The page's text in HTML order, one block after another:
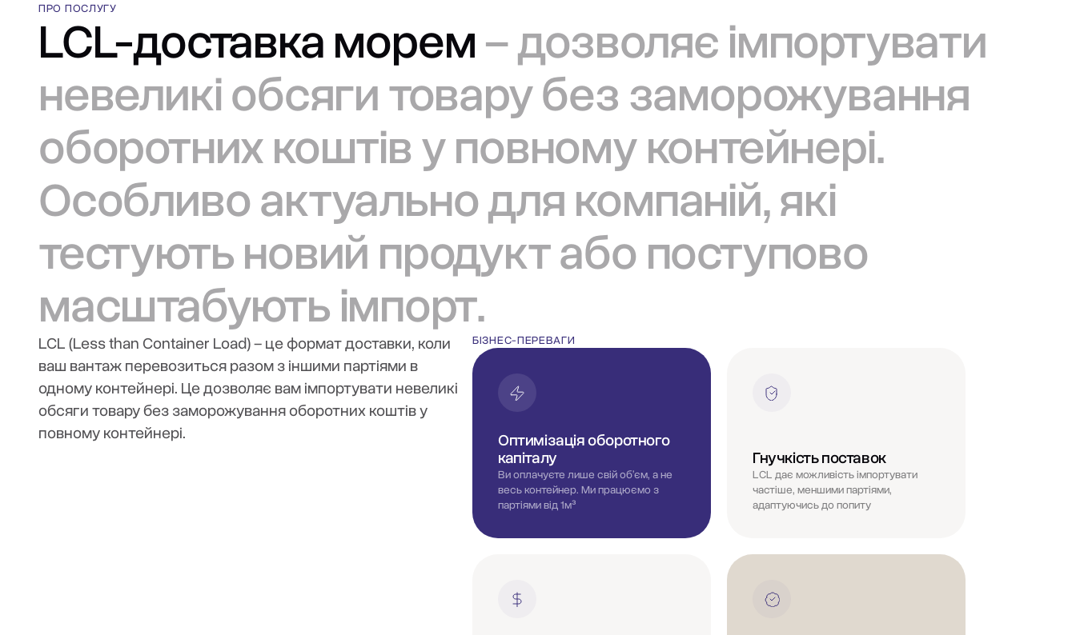
ПРО ПОСЛУГУ
LCL-доставка морем– дозволяє імпортувати
невеликі обсяги товару без заморожування
оборотних коштів у повному контейнері.
Особливо актуально для компаній, які
тестують новий продукт або поступово
масштабують імпорт.
LCL (Less than Container Load) – це формат доставки, коли
ваш вантаж перевозиться разом з іншими партіями в
одному контейнері. Це дозволяє вам імпортувати невеликі
обсяги товару без заморожування оборотних коштів у
повному контейнері.
БІЗНЕС-ПЕРЕВАГИ
Оптимізація оборотного
капіталу
Ви оплачуєте лише свій обʼєм, а не
весь контейнер. Ми працюємо з
партіями від 1м³
Гнучкість поставок
LCL дає можливість імпортувати
частіше, меншими партіями,
адаптуючись до попиту